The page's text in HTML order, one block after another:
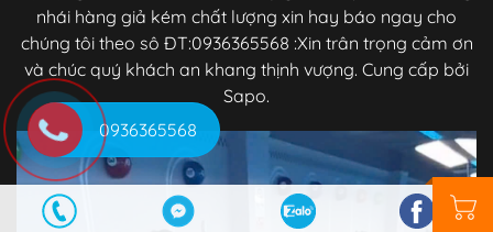
nhái hàng giả kém chất lượng xin hay báo ngay cho
chúng tôi theo sô ĐT:0936365568 :Xin trân trọng cảm ơn
và chúc quý khách an khang thịnh vượng. Cung cấp bởi
Sapo.
0936365568